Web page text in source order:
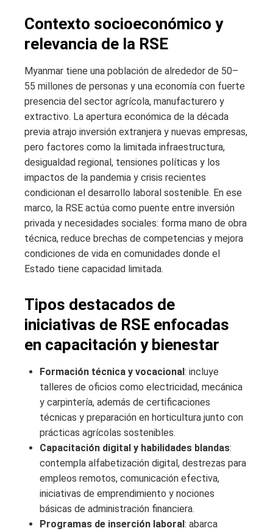
Contexto socioeconómico y
relevancia de la RSE
Myanmar tiene una población de alrededor de 50–
55 millones de personas y una economía con fuerte
presencia del sector agrícola, manufacturero y
extractivo. La apertura económica de la década
previa atrajo inversión extranjera y nuevas empresas,
pero factores como la limitada infraestructura,
desigualdad regional, tensiones políticas y los
impactos de la pandemia y crisis recientes
condicionan el desarrollo laboral sostenible. En ese
marco, la RSE actúa como puente entre inversión
privada y necesidades sociales: forma mano de obra
técnica, reduce brechas de competencias y mejora
condiciones de vida en comunidades donde el
Estado tiene capacidad limitada.
Tipos destacados de
iniciativas de RSE enfocadas
en capacitación y bienestar
Formación técnica y vocacional: incluye
talleres de oficios como electricidad, mecánica
y carpintería, además de certificaciones
técnicas y preparación en horticultura junto con
prácticas agrícolas sostenibles.
Capacitación digital y habilidades blandas:
contempla alfabetización digital, destrezas para
empleos remotos, comunicación efectiva,
iniciativas de emprendimiento y nociones
básicas de administración financiera.
Programas de inserción laboral: abarca